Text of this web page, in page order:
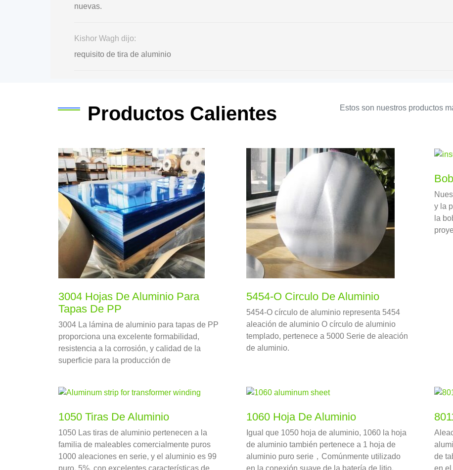
nuevas.
Kishor Wagh dijo:
requisito de tira de aluminio
Productos Calientes Estos son nuestros productos
3004 Hojas De Aluminio Para
Tapas De PP
3004 La lámina de aluminio para tapas de PP
proporciona una excelente formabilidad,
resistencia a la corrosión, y calidad de la
superficie para la producción de
para comida, bebida, y aplicaciones
5454-O Circulo De Aluminio
5454-O círculo de aluminio representa 5454
aleación de aluminio O círculo de aluminio
templado, pertenece a 5000 Serie de aleación
de aluminio.
y la
la
1050 Tiras De Aluminio
1050 Las tiras de aluminio pertenecen a la
familia de maleables comercialmente puros
1000 aleaciones en serie, y el aluminio es 99
puro. 5%, con excelentes características de
1060 Hoja De Aluminio
Igual que 1050 hoja de aluminio, 1060 la hoja
de aluminio también pertenece a 1 hoja de
aluminio puro serie，Comúnmente utilizado
en la conexión suave de la batería de litio,
de
en el